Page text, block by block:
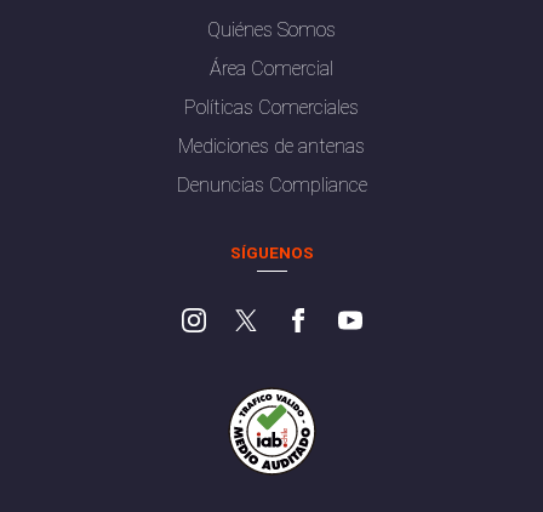
Quiénes Somos
Área Comercial
Políticas Comerciales
Mediciones de antenas
Denuncias Compliance
SÍGUENOS